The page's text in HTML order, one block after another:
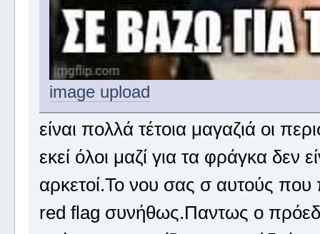
image upload
είναι πολλά τέτοια μαγαζιά οι
εκεί όλοι μαζί για τα φράγκα δεν
αρκετοί.Το νου σας σ αυτούς που
red flag συνήθως.Παντως ο